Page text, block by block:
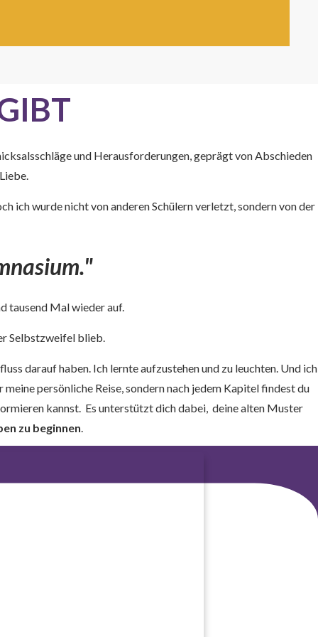
und Herausforderungen, geprägt von Abschieden
ich wurde nicht von anderen Schülern verletzt, sondern von der
tausend Mal wieder auf.
Selbstzweifel blieb.
darauf haben. Ich lernte aufzustehen und zu leuchten. Und ich
persönliche Reise, sondern nach jedem Kapitel findest du
kannst. Es unterstützt dich dabei, deine alten Muster
zu beginnen